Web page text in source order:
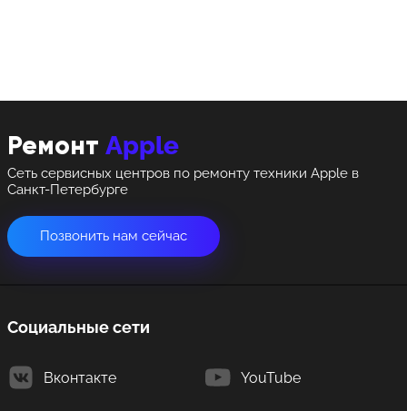
Ремонт Apple
Сеть сервисных центров по ремонту техники Apple в
Санкт-Петербурге
Позвонить нам сейчас
Социальные сети
Вконтакте YouTube